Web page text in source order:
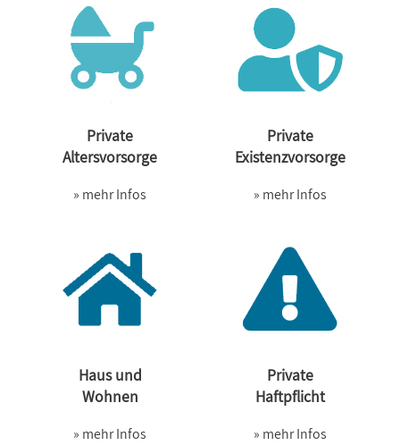
Private
Altersvorsorge
» mehr Infos
Private
Existenzvorsorge
» mehr Infos
Haus und
Wohnen
» mehr Infos
Private
Haftpflicht
» mehr Infos